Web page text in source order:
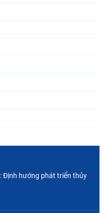
Định hướng phát triển thủy